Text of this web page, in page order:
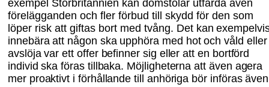
exempel Storbritannien kan domstolar utfärda även
förelägganden och fler förbud till skydd för den som
löper risk att giftas bort med tvång. Det kan
innebära att någon ska upphöra med hot och våld eller
avslöja var ett offer befinner sig eller att en bortförd
individ ska föras tillbaka. Möjligheterna att även agera
mer proaktivt i förhållande till anhöriga bör införas